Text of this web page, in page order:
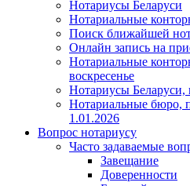
Нотариусы Беларуси
Нотариальные
Поиск ближайшей
Онлайн запись на
Нотариальные
воскресенье
Нотариусы Беларуси,
Нотариальные бюро,
1.01.2026
Вопрос нотариусу
Часто задаваемые
Завещание
Доверенности